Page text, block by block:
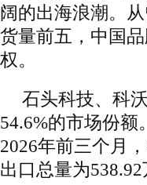
阔的出海浪潮。
货量前五，中国
权。
石头科技、科
54.6%的市场份
2026年前三个月
出口总量为